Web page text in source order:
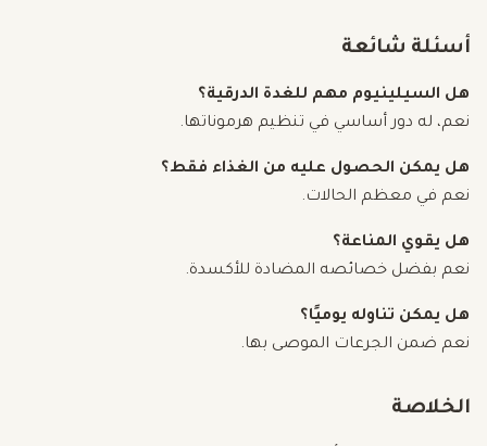
أسئلة شائعة
هل السيلينيوم مهم للغدة الدرقية؟
نعم، له دور أساسي في تنظيم هرموناتها.
هل يمكن الحصول عليه من الغذاء فقط؟
نعم في معظم الحالات.
هل يقوي المناعة؟
نعم بفضل خصائصه المضادة للأكسدة.
هل يمكن تناوله يوميًا؟
نعم ضمن الجرعات الموصى بها.
الخلاصة